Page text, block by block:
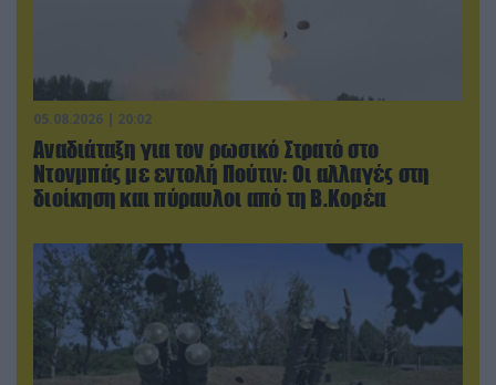
05.08.2026 | 20:02
Αναδιάταξη για τον ρωσικό Στρατό στο
Ντονμπάς με εντολή Πούτιν: Οι αλλαγές στη
διοίκηση και πύραυλοι από τη Β.Κορέα